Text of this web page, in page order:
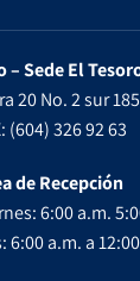
– Sede El
20 No. 2 sur 185
(604) 326 92 63
de Recepción
6:00 a.m.
6:00 a.m. a